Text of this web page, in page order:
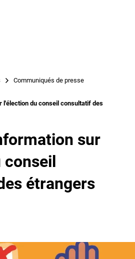
Български
Deutsch
Communiqués de presse
l'élection du conseil consultatif des
sur
conseil
étrangers